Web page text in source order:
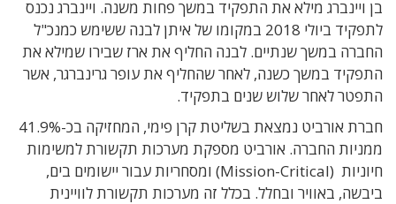
בן ויינברג מילא את התפקיד במשך פחות משנה. ויינברג נכנס
לתפקיד ביולי 2018 במקומו של איתן לבנה ששימש כמנכ"ל
החברה במשך שנתיים. לבנה החליף את ארז שבירו שמילא את
התפקיד במשך כשנה, לאחר שהחליף את עופר גרינברגר, אשר
התפטר לאחר שלוש שנים בתפקיד.
חברת אורביט נמצאת בשליטת קרן פימי, המחזיקה בכ-41.9%
ממניות החברה. אורביט מספקת מערכות תקשורת למשימות
חיוניות (Mission-Critical) ומסחריות עבור יישומים בים,
ביבשה, באוויר ובחלל. בכלל זה מערכות תקשורת לוויינית